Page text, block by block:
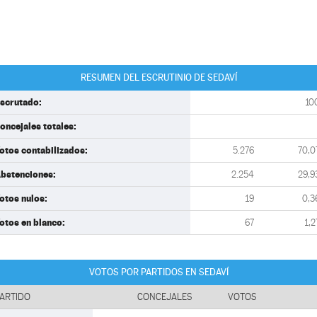
RESUMEN DEL ESCRUTINIO DE SEDAVÍ
totales:
contabilizados: 5.276
2.254
nulos: 19
en blanco: 67
VOTOS POR PARTIDOS EN SEDAVÍ
CONCEJALES VOTOS